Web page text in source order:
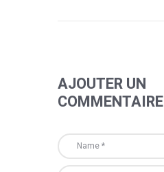
AJOUTER UN
COMMENTAIRE